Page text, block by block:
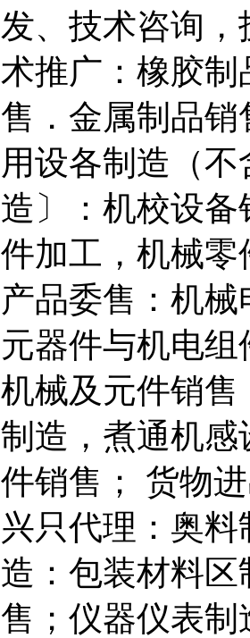
发、技术咨询
术推广：橡胶
售．金属制品
用设各制造（
造〕：机校设
件加工，机械
产品委售：机
元器件与机电
机械及元件销
制造，煮通机
件销售； 货物
兴只代理：奥
造：包装材料
售；仪器仪表制